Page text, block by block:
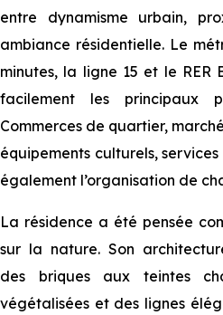
entre dynamisme urbain,
ambiance résidentielle. Le
minutes, la ligne 15 et le RER
facilement les principaux
Commerces de quartier,
équipements culturels,
également l’organisation de
La résidence a été pensée
sur la nature. Son
des briques aux teintes
végétalisées et des lignes